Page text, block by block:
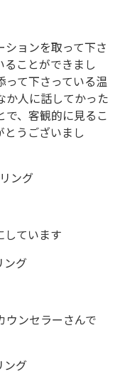
ションを取って下さ
ることができまし
って下さっている温
か人に話してかった
で、客観的に見るこ
とうございまし
ング
しています
ング
ウンセラーさんで
ング